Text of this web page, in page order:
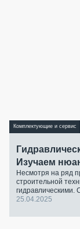
Комплектующие и сервис
Изучаем
Несмотря на ряд
строительной
гидравлическими.
25.04.2025